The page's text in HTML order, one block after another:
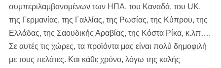
συμπεριλαμβανομένων των ΗΠΑ, του Καναδά, του UK,
της Γερμανίας, της Γαλλίας, της Ρωσίας, της Κύπρου, της
Ελλάδας, της Σαουδικής Αραβίας, της Κόστα Ρίκα, κ.λπ….
Σε αυτές τις χώρες, τα προϊόντα μας είναι πολύ δημοφιλή
με τους πελάτες. Και κάθε χρόνο, λόγω της καλής